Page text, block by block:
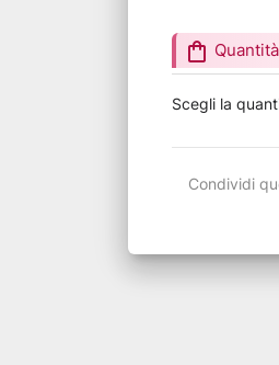
shopping_bag
Scegli la
Condividi